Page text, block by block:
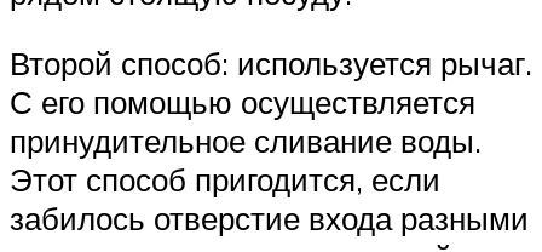
Второй способ: используется рычаг.
С его помощью осуществляется
принудительное сливание воды.
Этот способ пригодится, если
забилось отверстие входа разными